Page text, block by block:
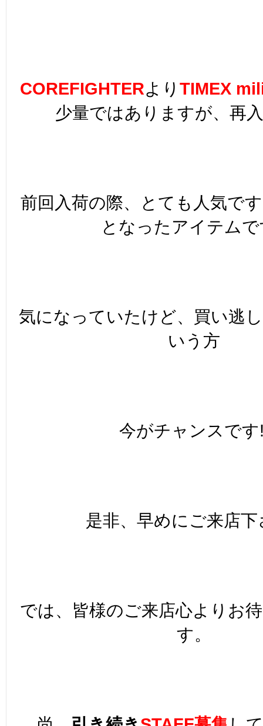
COREFIGHTERより TIMEX
少量ではありますが、再
前回入荷の際、とても人気で
となったアイテム
気になっていたけど、買い逃
いう方
今がチャンスです
是非、早めにご来店下
では、皆様のご来店心よりお
す。